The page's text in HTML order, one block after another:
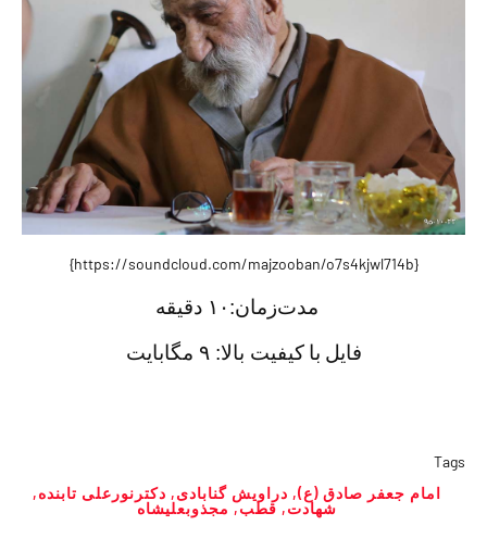
{https://soundcloud.com/majzooban/o7s4kjwl714b}
مدت‌زمان:۱۰ دقيقه
فايل باکیفیت بالا: ٩ مگابایت
Tags
امام جعفر صادق (ع), دراویش گنابادی, دکترنورعلی تابنده,
شهادت, قطب, مجذوبعلیشاه